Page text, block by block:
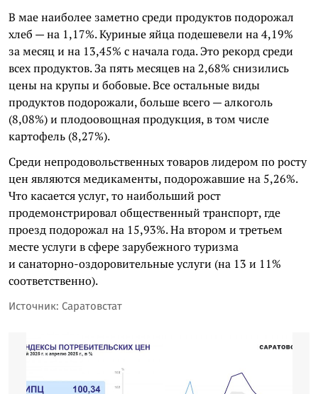
В мае наиболее заметно среди продуктов подорожал
хлеб — на 1,17%. Куриные яйца подешевели на 4,19%
за месяц и на 13,45% с начала года. Это рекорд среди
всех продуктов. За пять месяцев на 2,68% снизились
цены на крупы и бобовые. Все остальные виды
продуктов подорожали, больше всего — алкоголь
(8,08%) и плодоовощная продукция, в том числе
картофель (8,27%).
Среди непродовольственных товаров лидером по росту
цен являются медикаменты, подорожавшие на 5,26%.
Что касается услуг, то наибольший рост
продемонстрировал общественный транспорт, где
проезд подорожал на 15,93%. На втором и третьем
месте услуги в сфере зарубежного туризма
и санаторно-оздоровительные услуги (на 13 и 11%
соответственно).
Источник: Саратовстат